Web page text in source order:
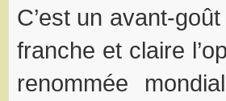
C’est un avant-
franche et claire
renommée